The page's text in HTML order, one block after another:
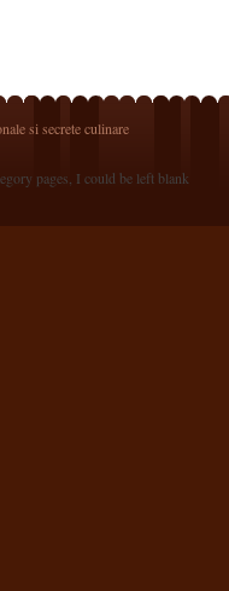
si secrete culinare
pages, I could be left blank